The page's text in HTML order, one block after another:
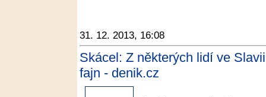
31. 12. 2013, 16:08
Skácel: Z některých lidí ve
fajn - denik.cz